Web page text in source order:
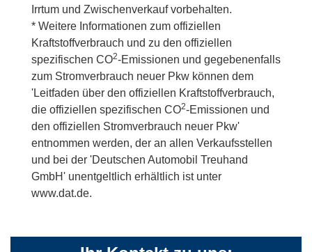
Irrtum und Zwischenverkauf vorbehalten.
* Weitere Informationen zum offiziellen
Kraftstoffverbrauch und zu den offiziellen
spezifischen CO2-Emissionen und gegebenenfalls
zum Stromverbrauch neuer Pkw können dem
'Leitfaden über den offiziellen Kraftstoffverbrauch,
die offiziellen spezifischen CO2-Emissionen und
den offiziellen Stromverbrauch neuer Pkw'
entnommen werden, der an allen Verkaufsstellen
und bei der 'Deutschen Automobil Treuhand
GmbH' unentgeltlich erhältlich ist unter
www.dat.de.